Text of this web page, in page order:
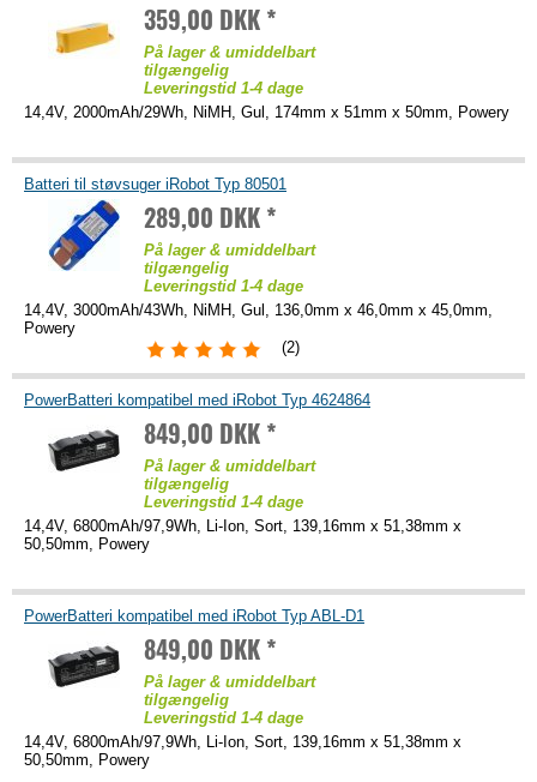
359,00 DKK *
På lager & umiddelbart
tilgængelig
Leveringstid 1-4 dage
14,4V, 2000mAh/29Wh, NiMH, Gul, 174mm x 51mm x 50mm, Powery
Batteri til støvsuger iRobot Typ 80501
289,00 DKK *
På lager & umiddelbart
tilgængelig
Leveringstid 1-4 dage
14,4V, 3000mAh/43Wh, NiMH, Gul, 136,0mm x 46,0mm x 45,0mm,
Powery
(2)
PowerBatteri kompatibel med iRobot Typ 4624864
849,00 DKK *
På lager & umiddelbart
tilgængelig
Leveringstid 1-4 dage
14,4V, 6800mAh/97,9Wh, Li-Ion, Sort, 139,16mm x 51,38mm x
50,50mm, Powery
PowerBatteri kompatibel med iRobot Typ ABL-D1
849,00 DKK *
På lager & umiddelbart
tilgængelig
Leveringstid 1-4 dage
14,4V, 6800mAh/97,9Wh, Li-Ion, Sort, 139,16mm x 51,38mm x
50,50mm, Powery